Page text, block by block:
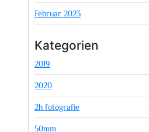
Februar 2023
Kategorien
2019
2020
2h fotografie
50mm